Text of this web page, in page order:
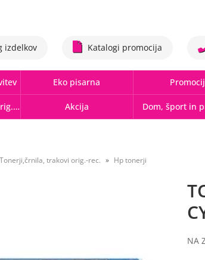
izdelkov Katalogi promocija
Eko pisarna
Tonerji,črnila, trakovi orig.-rec. Akcija Dom, šport in
Tonerji,črnila, trakovi orig.-rec. Hp tonerji
NA